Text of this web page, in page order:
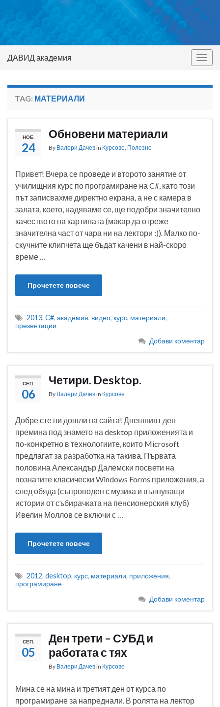
ДАВИД академия
TAG: МАТЕРИАЛИ
НОЕ.
24
Обновени материали
By Валери Дачевin Курсове, Полезно
Привет! Вчера се проведе и второто занятие от
училищния курс по програмиране на C#, като този
път записвахме директно екрана, а не с камера в
залата, което, надяваме се, ще подобри значително
качеството на картината (макар да отреже
значителна част от чара ни на лектори :)). Малко по-
скучните клипчета ще бъдат качени в най-скоро
време …
Прочетете повече
2013, C#, академия, видео, курс, материали,
презентации
Добави коментар
СЕП.
06
Четири. Desktop.
By Валери Дачевin Курсове
Добре сте ни дошли на сайта! Днешният ден
премина под знамето на desktop приложенията и
по-конкретно в технологиите, които Microsoft
предлагат за разработка на такива. Първата
половина Александър Далемски посвети на
познатите класически Windows Forms приложения, а
след обяда (съпроводен с музика и вълнуващи
истории от събирачката на пенсионерския клуб)
Ивелин Моллов се включи с …
Прочетете повече
2012, desktop, курс, материали, приложения,
програмиране
Добави коментар
СЕП.
05
Ден трети – СУБД и
работата с тях
By Валери Дачевin Курсове
Мина се на мина и третият ден от курса по
програмиране за напреднали. В ролята на лектор